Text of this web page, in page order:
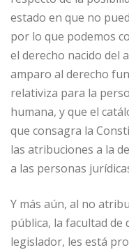
estado en que no
por lo que podemos
el derecho nacido del
amparo al derecho
relativiza para la
humana, y que el
que consagra la
las atribuciones a la
a las personas
Y más aún, al no
pública, la facultad de
legislador, les está